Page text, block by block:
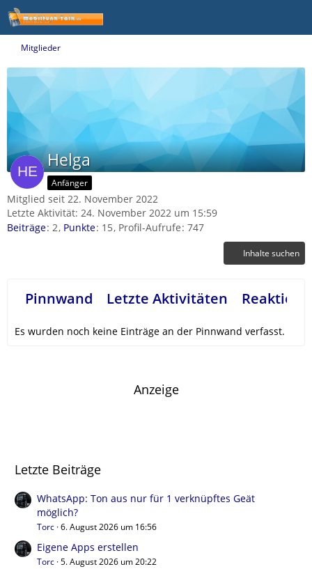
Mitglieder
Helga
Anfänger
Mitglied seit 22. November 2022
Letzte Aktivität: 24. November 2022 um 15:59
Beiträge 2 Punkte 15 Profil-Aufrufe 747
Inhalte suchen
Pinnwand Letzte Aktivitäten
Es wurden noch keine Einträge an der Pinnwand verfasst.
Anzeige
Letzte Beiträge
WhatsApp: Ton aus nur für 1 verknüpftes Geät
möglich?
Torc 6. August 2026 um 16:56
Eigene Apps erstellen
Torc 5. August 2026 um 20:22